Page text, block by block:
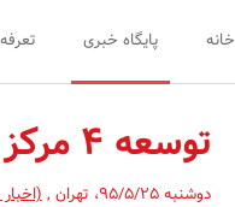
خانه پایگاه خبری
توسعه 4 مرکز مخابراتی
دوشنبه 95/5/25 ، تهران ,